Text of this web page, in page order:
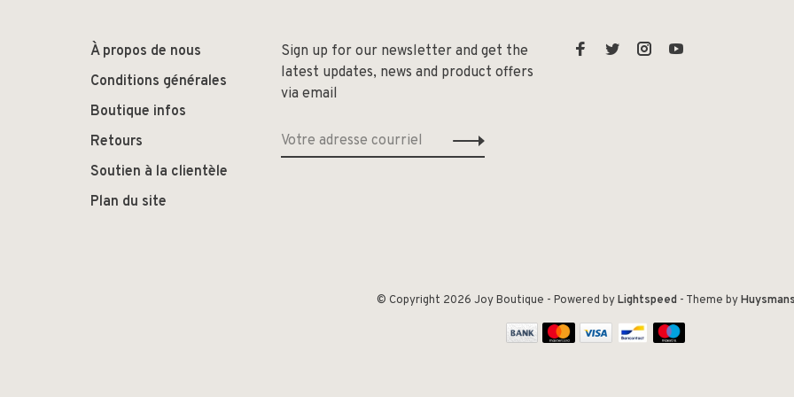
À propos de nous
Conditions générales
Boutique infos
Retours
Soutien à la clientèle
Plan du site
Sign up for our newsletter and get the
latest updates, news and product offers
via email
© Copyright 2026 Joy Boutique - Powered byLightspeed- Theme by